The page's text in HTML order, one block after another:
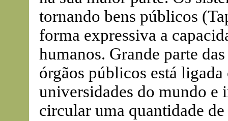
tornando bens públicos
forma expressiva a
humanos. Grande parte
órgãos públicos está
universidades do mundo e
circular uma quantidade